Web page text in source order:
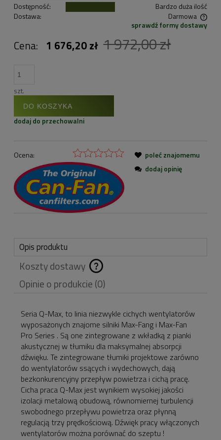
Dostępność:
Bardzo duża ilość
Dostawa:
Darmowa
Cena nie zawiera ewentualnych kosztów płatnościsprawdź formy dostawy
Cena: 1 676,20 zł 1 972,00 zł
szt.
DO KOSZYKA
dodaj do przechowalni
Ocena:
poleć znajomemu
dodaj opinię
Opis produktu
Koszty dostawy
Cena nie zawiera
ewentualnych kosztów
płatności
Opinie o produkcie (0)
Seria Q-Max, to linia niezwykle cichych wentylatorów
wyposażonych znajome silniki Max-Fang i Max-Fan
Pro Series . Są one zintegrowane z wkładką z pianki
akustycznej w tłumiku dla maksymalnej absorpcji
dźwięku. Te zintegrowane tłumiki projektowe zarówno
do wentylatorów ssących i wydechowych, dają
bezkonkurencyjny przepływ powietrza i cichą pracę.
Cicha praca Q-Max jest wynikiem wysokiej jakości
izolacji metalową obudową, równomiernej turbulencji
swobodnego przepływu powietrza oraz płynną
regulacją trzy prędkościową. Dźwięk pracy włączonych
wentylatorów można porównać do szeptu !